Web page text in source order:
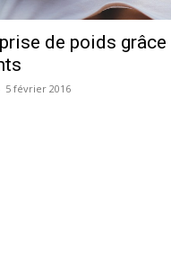
de poids grâce
5 février 2016